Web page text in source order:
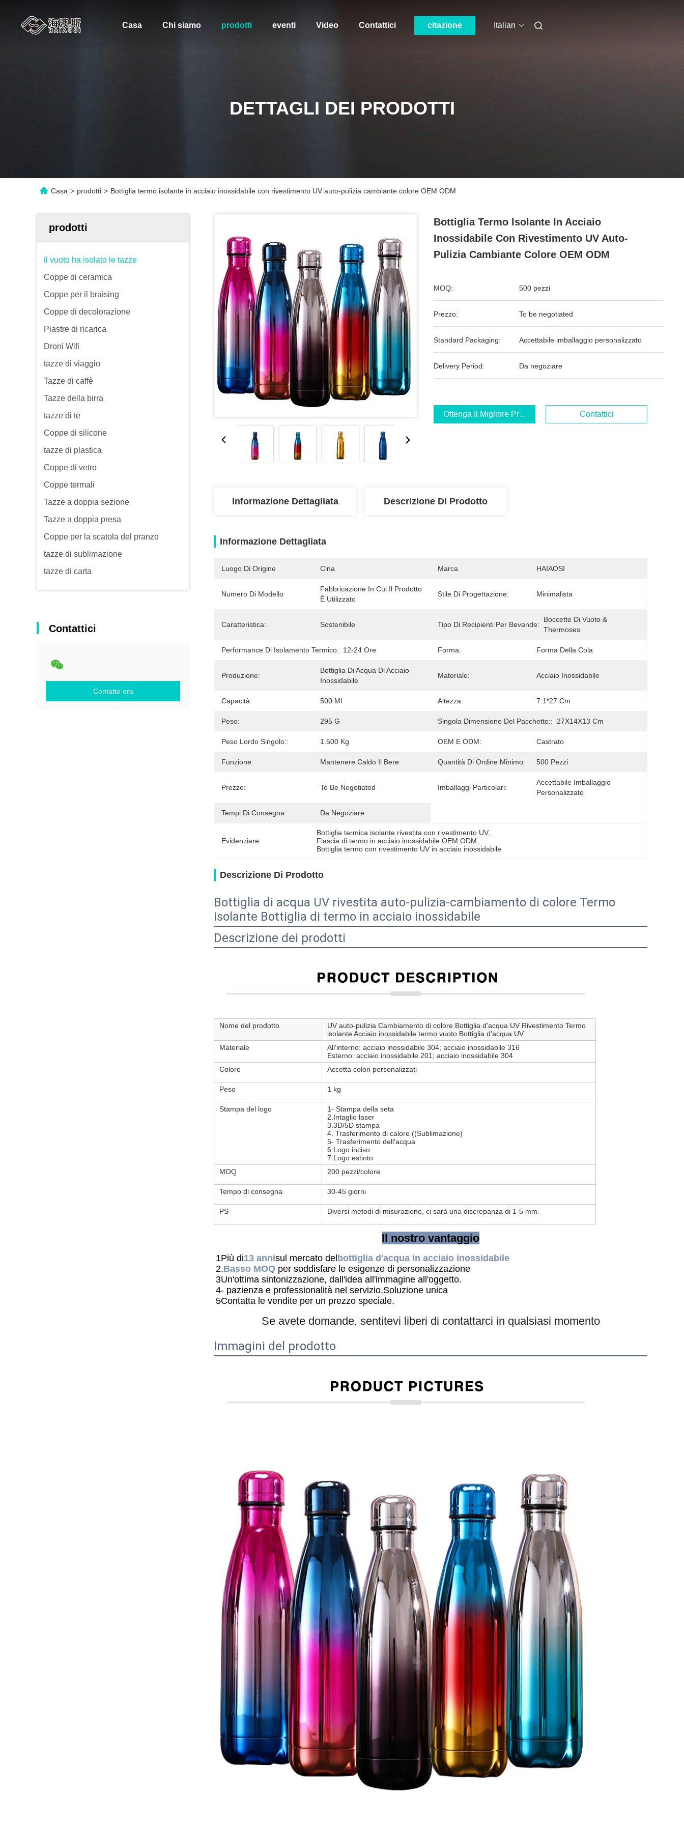
Casa Chi siamo prodotti eventi Video Contattici citazione Italian
DETTAGLI DEI PRODOTTI
Casa > prodotti > Bottiglia termo isolante in acciaio inossidabile con rivestimento UV auto-pulizia cambiante colore OEM ODM
prodotti
il vuoto ha isolato le tazze
Coppe di ceramica
Coppe per il braising
Coppe di decolorazione
Piastre di ricarica
Droni Wifi
tazze di viaggio
Tazze di caffè
Tazze della birra
tazze di tè
Coppe di silicone
tazze di plastica
Coppe di vetro
Coppe termali
Tazze a doppia sezione
Tazze a doppia presa
Coppe per la scatola del pranzo
tazze di sublimazione
tazze di carta
Contattici
Contatto ora
Bottiglia Termo Isolante In Acciaio
Inossidabile Con Rivestimento UV Auto-
Pulizia Cambiante Colore OEM ODM
MOQ: 500 pezzi
Prezzo: To be negotiated
Standard Packaging: Accettabile imballaggio personalizzato
Delivery Period: Da negoziare
Ottenga Il Migliore Prezzo Contattici
Informazione Dettagliata Descrizione Di Prodotto
Informazione Dettagliata
Luogo Di Origine Cina Marca HAIAOSI
Numero Di Modello
Fabbricazione In Cui Il Prodotto
È Utilizzato
Stile Di Progettazione: Minimalista
Caratteristica: Sostenibile Tipo Di Recipienti Per Bevande:
Boccette Di Vuoto &
Thermoses
Performance Di Isolamento Termico: 12-24 Ore Forma: Forma Della Cola
Produzione:
Bottiglia Di Acqua Di Acciaio
Inossidabile
Materiale: Acciaio Inossidabile
Capacità: 500 Ml Altezza: 7.1*27 Cm
Peso: 295 G Singola Dimensione Del Pacchetto:: 27X14X13 Cm
Peso Lordo Singolo:: 1.500 Kg OEM E ODM: Castrato
Funzione: Mantenere Caldo Il Bere Quantità Di Ordine Minimo: 500 Pezzi
Prezzo: To Be Negotiated Imballaggi Particolari:
Accettabile Imballaggio
Personalizzato
Tempi Di Consegna: Da Negoziare
Evidenziare:
Bottiglia termica isolante rivestita con rivestimento UV
Flascia di termo in acciaio inossidabile OEM ODM
Bottiglia termo con rivestimento UV in acciaio inossidabile
Descrizione Di Prodotto
Bottiglia di acqua UV rivestita auto-pulizia-cambiamento di colore Termo
isolante Bottiglia di termo in acciaio inossidabile
Descrizione dei prodotti
Nome del prodotto
UV auto-pulizia Cambiamento di colore Bottiglia d'acqua UV Rivestimento Termo
isolante Acciaio inossidabile termo vuoto Bottiglia d'acqua UV
Materiale
All'interno: acciaio inossidabile 304; acciaio inossidabile 316
Esterno: acciaio inossidabile 201; acciaio inossidabile 304
Colore
Accetta colori personalizzati
Peso 1 kg
Stampa del logo
1- Stampa della seta
2.Intaglio laser
3.3D/5D stampa
4. Trasferimento di calore ((Sublimazione)
5- Trasferimento dell'acqua
6.Logo inciso
7.Logo estinto
MOQ
200 pezzi/colore
Tempo di consegna 30-45 giorni
PS Diversi metodi di misurazione, ci sarà una discrepanza di 1-5 mm.
Il nostro vantaggio
1Più di13 annisul mercato del bottiglia d'acqua in acciaio inossidabile
2.Basso MOQ per soddisfare le esigenze di personalizzazione
3Un'ottima sintonizzazione, dall'idea all'immagine all'oggetto.
4- pazienza e professionalità nel servizio,Soluzione unica
5Contatta le vendite per un prezzo speciale.
Se avete domande, sentitevi liberi di contattarci in qualsiasi momento
Immagini del prodotto